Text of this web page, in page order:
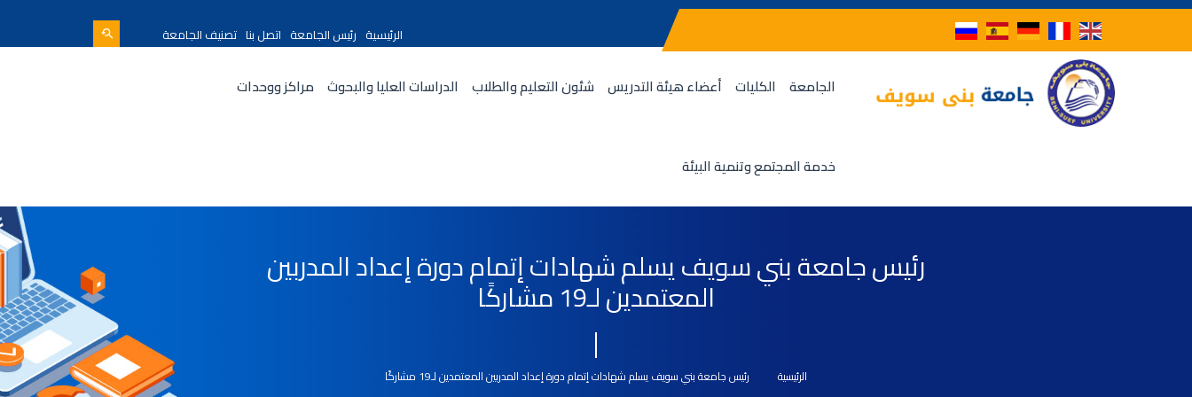
الرئيسية رئيس الجامعة اتصل بنا تصنيف الجامعة
الجامعة الكليات أعضاء هيئة التدريس شئون التعليم والطلاب الدراسات العليا والبحوث مراكز ووحدات
خدمة المجتمع وتنمية البيئة
رئيس جامعة بني سويف يسلم شهادات إتمام دورة إعداد المدربين
المعتمدين لـ19 مشاركًا
الرئيسية رئيس جامعة بني سويف يسلم شهادات إتمام دورة إعداد المدربين المعتمدين لـ19 مشاركًا